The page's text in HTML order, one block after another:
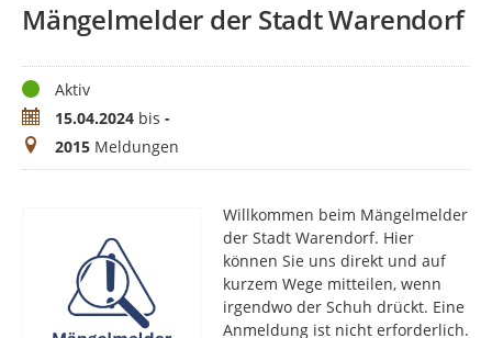
Mängelmelder der Stadt Warendorf
StatusAktiv
Zeitraum15.04.2024 bis -
Meldungen
2015 Meldungen
Willkommen beim Mängelmelder
der Stadt Warendorf. Hier
können Sie uns direkt und auf
kurzem Wege mitteilen, wenn
irgendwo der Schuh drückt. Eine
Anmeldung ist nicht erforderlich.